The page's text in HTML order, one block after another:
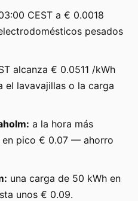
CEST a € 0.0018
pesados
alcanza € 0.0511 /kWh
lavavajillas o la carga
a la hora más
pico € 0.07 — ahorro
una carga de 50 kWh en
unos € 0.09.